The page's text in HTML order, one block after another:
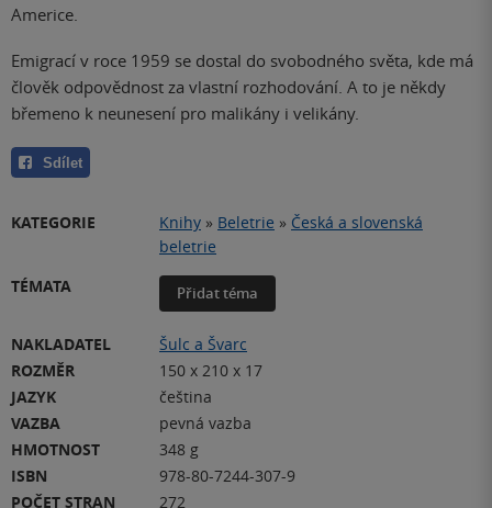
Americe.
Emigrací v roce 1959 se dostal do svobodného světa, kde má
člověk odpovědnost za vlastní rozhodování. A to je někdy
břemeno k neunesení pro malikány i velikány.
Sdílet
KATEGORIE Knihy » Beletrie » Česká a slovenská
beletrie
TÉMATA
Přidat téma
NAKLADATEL
Šulc a Švarc
ROZMĚR
150 x 210 x 17
JAZYK
čeština
VAZBA
pevná vazba
HMOTNOST
348 g
ISBN
978-80-7244-307-9
POČET STRAN
272